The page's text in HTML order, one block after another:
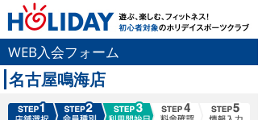
WEB入会フォーム
名古屋鳴海店